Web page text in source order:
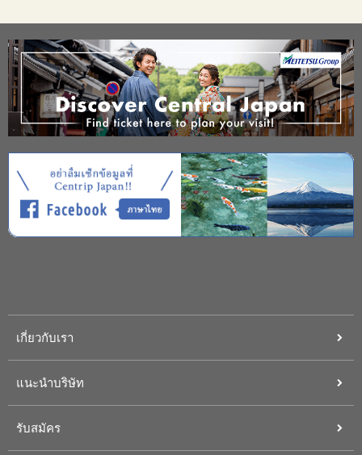
เกี่ยวกับเรา
แนะนำบริษัท
รับสมัคร